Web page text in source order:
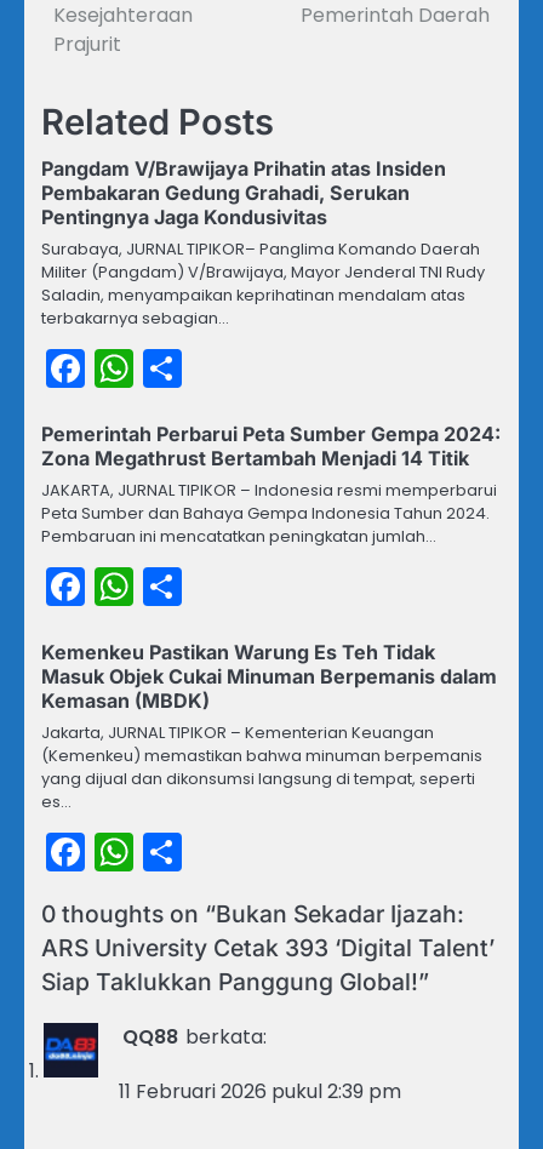
Kesejahteraan
Prajurit
Pemerintah Daerah
Related Posts
Pangdam V/Brawijaya Prihatin atas Insiden
Pembakaran Gedung Grahadi, Serukan
Pentingnya Jaga Kondusivitas
Surabaya, JURNAL TIPIKOR– Panglima Komando Daerah
Militer (Pangdam) V/Brawijaya, Mayor Jenderal TNI Rudy
Saladin, menyampaikan keprihatinan mendalam atas
terbakarnya sebagian…
Facebook
WhatsApp
Pemerintah Perbarui Peta Sumber Gempa 2024:
Zona Megathrust Bertambah Menjadi 14 Titik
JAKARTA, JURNAL TIPIKOR – Indonesia resmi memperbarui
Peta Sumber dan Bahaya Gempa Indonesia Tahun 2024.
Pembaruan ini mencatatkan peningkatan jumlah…
Facebook
WhatsApp
Kemenkeu Pastikan Warung Es Teh Tidak
Masuk Objek Cukai Minuman Berpemanis dalam
Kemasan (MBDK)
Jakarta, JURNAL TIPIKOR – Kementerian Keuangan
(Kemenkeu) memastikan bahwa minuman berpemanis
yang dijual dan dikonsumsi langsung di tempat, seperti
es…
Facebook
WhatsApp
0 thoughts on “Bukan Sekadar Ijazah:
ARS University Cetak 393 ‘Digital Talent’
Siap Taklukkan Panggung Global!”
QQ88 berkata:
11 Februari 2026 pukul 2:39 pm